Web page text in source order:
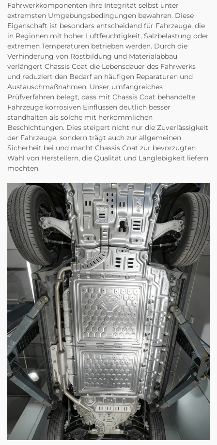
Fahrwerkkomponenten ihre Integrität selbst unter
extremsten Umgebungsbedingungen bewahren. Diese
Eigenschaft ist besonders entscheidend für Fahrzeuge, die
in Regionen mit hoher Luftfeuchtigkeit, Salzbelastung oder
extremen Temperaturen betrieben werden. Durch die
Verhinderung von Rostbildung und Materialabbau
verlängert Chassis Coat die Lebensdauer des Fahrwerks
und reduziert den Bedarf an häufigen Reparaturen und
Austauschmaßnahmen. Unser umfangreiches
Prüfverfahren belegt, dass mit Chassis Coat behandelte
Fahrzeuge korrosiven Einflüssen deutlich besser
standhalten als solche mit herkömmlichen
Beschichtungen. Dies steigert nicht nur die Zuverlässigkeit
der Fahrzeuge, sondern trägt auch zur allgemeinen
Sicherheit bei und macht Chassis Coat zur bevorzugten
Wahl von Herstellern, die Qualität und Langlebigkeit liefern
möchten.